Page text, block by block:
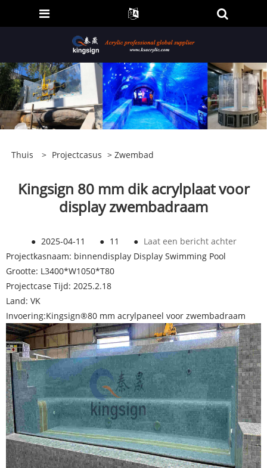
Thuis > Projectcasus > Zwembad
Kingsign 80 mm dik acrylplaat voor
display zwembadraam
● 2025-04-11 ● 11 ● Laat een bericht achter
Projectkasnaam: binnendisplay Display Swimming Pool
Grootte: L3400*W1050*T80
Projectcase Tijd: 2025.2.18
Land: VK
Invoering:Kingsign®80 mm acrylpaneel voor zwembadraam